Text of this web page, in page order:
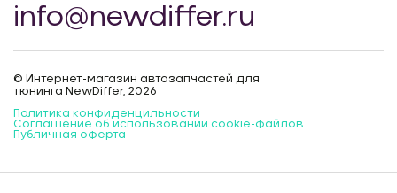
info@newdiffer.ru
© Интернет-магазин автозапчастей для
тюнинга NewDiffer, 2026
Политика конфиденцильности
Соглашение об использовании cookie-файлов
Публичная оферта